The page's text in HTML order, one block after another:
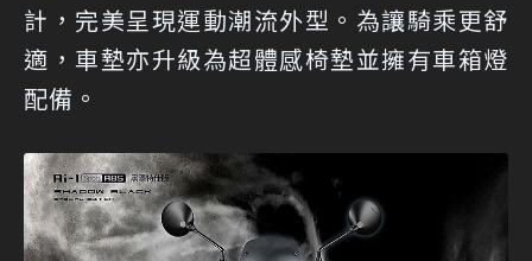
計，完美呈現運動潮流外型。為讓騎乘更舒
適，車墊亦升級為超體感椅墊並擁有車箱燈
配備。